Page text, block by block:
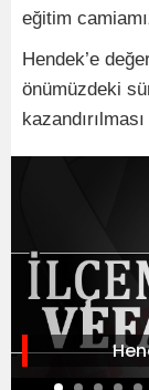
eğitim
Hendek’e
önümüzdeki